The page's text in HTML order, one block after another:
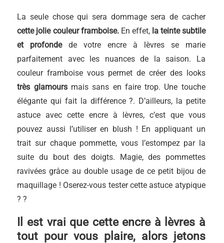
La seule chose qui sera dommage sera de cacher
cette jolie couleur framboise.En effet, la teinte subtile
et profondede votre encre à lèvres se marie
parfaitement avec les nuances de la saison. La
couleur framboise vous permet de créer des looks
très glamoursmais sans en faire trop. Une touche
élégante qui fait la différence ?. D’ailleurs, la petite
astuce avec cette encre à lèvres, c’est que vous
pouvez aussi l’utiliser en blush ! En appliquant un
trait sur chaque pommette, vous l’estompez par la
suite du bout des doigts. Magie, des pommettes
ravivées grâce au double usage de ce petit bijou de
maquillage ! Oserez-vous tester cette astuce atypique
? ?
Il est vrai que cette encre à lèvres à
tout pour vous plaire, alors jetons